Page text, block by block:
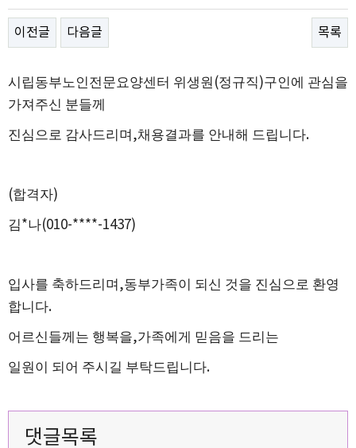
이전글 다음글 목록
시립동부노인전문요양센터 위생원 (정규직 )구인에 관심을
가져주신 분들께
진심으로 감사드리며 ,채용결과를 안내해 드립니다.
(합격자)
김*나(010-****-1437)
입사를 축하드리며 ,동부가족이 되신 것을 진심으로 환영
합니다.
어르신들께는 행복을,가족에게 믿음을 드리는
일원이 되어 주시길 부탁드립니다.
댓글목록